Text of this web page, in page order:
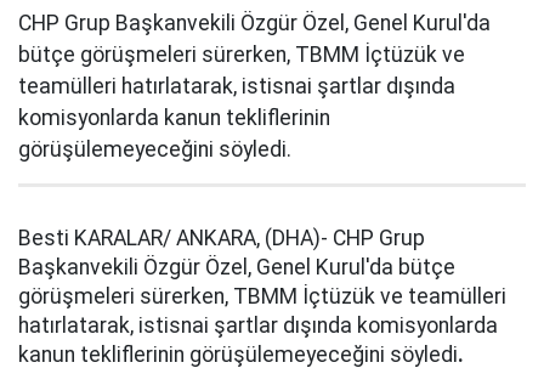
CHP Grup Başkanvekili Özgür Özel, Genel Kurul'da
bütçe görüşmeleri sürerken, TBMM İçtüzük ve
teamülleri hatırlatarak, istisnai şartlar dışında
komisyonlarda kanun tekliflerinin
görüşülemeyeceğini söyledi.
Besti KARALAR/ ANKARA, (DHA)- CHP Grup
Başkanvekili Özgür Özel, Genel Kurul'da bütçe
görüşmeleri sürerken, TBMM İçtüzük ve teamülleri
hatırlatarak, istisnai şartlar dışında komisyonlarda
kanun tekliflerinin görüşülemeyeceğini söyledi.